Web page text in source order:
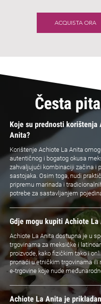
ACQUISTA ORA
Česta
Koje su prednosti korištenja
Anita?
Korištenje Achiote La Anita
autentičnog i bogatog okusa
zahvaljujući kombinaciji začina i
sastojaka. Osim toga, nudi
pripremu marinada i
potrebe za sastavljanjem
Gdje mogu kupiti Achiote La
Achiote La Anita dostupna je u
trgovinama za meksičke i
proizvode, kako fizičkim tako i
pronaći u etničkim trgovinama ili
e-trgovine koje nude
Achiote La Anita je